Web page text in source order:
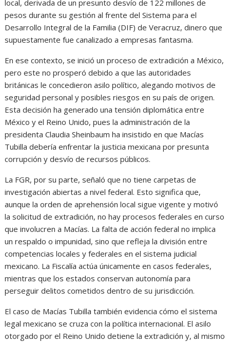
local, derivada de un presunto desvío de 122 millones de
pesos durante su gestión al frente del Sistema para el
Desarrollo Integral de la Familia (DIF) de Veracruz, dinero que
supuestamente fue canalizado a empresas fantasma.
En ese contexto, se inició un proceso de extradición a México,
pero este no prosperó debido a que las autoridades
británicas le concedieron asilo político, alegando motivos de
seguridad personal y posibles riesgos en su país de origen.
Esta decisión ha generado una tensión diplomática entre
México y el Reino Unido, pues la administración de la
presidenta Claudia Sheinbaum ha insistido en que Macías
Tubilla debería enfrentar la justicia mexicana por presunta
corrupción y desvío de recursos públicos.
La FGR, por su parte, señaló que no tiene carpetas de
investigación abiertas a nivel federal. Esto significa que,
aunque la orden de aprehensión local sigue vigente y motivó
la solicitud de extradición, no hay procesos federales en curso
que involucren a Macías. La falta de acción federal no implica
un respaldo o impunidad, sino que refleja la división entre
competencias locales y federales en el sistema judicial
mexicano. La Fiscalía actúa únicamente en casos federales,
mientras que los estados conservan autonomía para
perseguir delitos cometidos dentro de su jurisdicción.
El caso de Macías Tubilla también evidencia cómo el sistema
legal mexicano se cruza con la política internacional. El asilo
otorgado por el Reino Unido detiene la extradición y, al mismo